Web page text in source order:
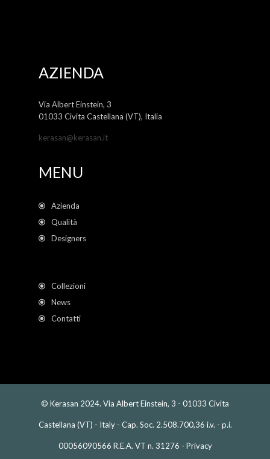
AZIENDA
Via Albert Einstein, 3
01033 Civita Castellana (VT), Italia
kerasan@kerasan.it
MENU
Azienda
Qualità
Designers
Collezioni
News
Contatti
© Kerasan 2024. Via Albert Einstein, 3 - 01033 Civita
Castellana (VT) - Italy - Cap. Soc. 2.508.700,36 i.v. - p.i.
00056090566 R.E.A. VT n. 31276 - Privacy